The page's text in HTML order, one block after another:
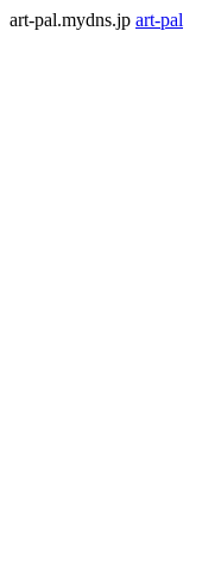
art-pal.mydns.jp art-pal